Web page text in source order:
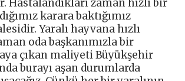
zaman hızlı bir
karara baktığımız
Yaralı hayvana hızlı
oda başkanımızla bir
çıkan maliyeti Büyükşehir
burayı aşan durumlarda